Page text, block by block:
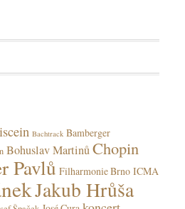
Bachtrack Bamberger
Bohuslav MartinůChopin
Pavlů Filharmonie Brno ICMA
Jakub Hrůša